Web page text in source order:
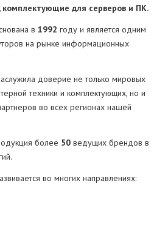
комплектующие для серверов и ПК.
в 1992 году и является одним
на рынке информационных
доверие не только мировых
техники и комплектующих, но и
во всех регионах нашей
более 50 ведущих брендов в
во многих направлениях: